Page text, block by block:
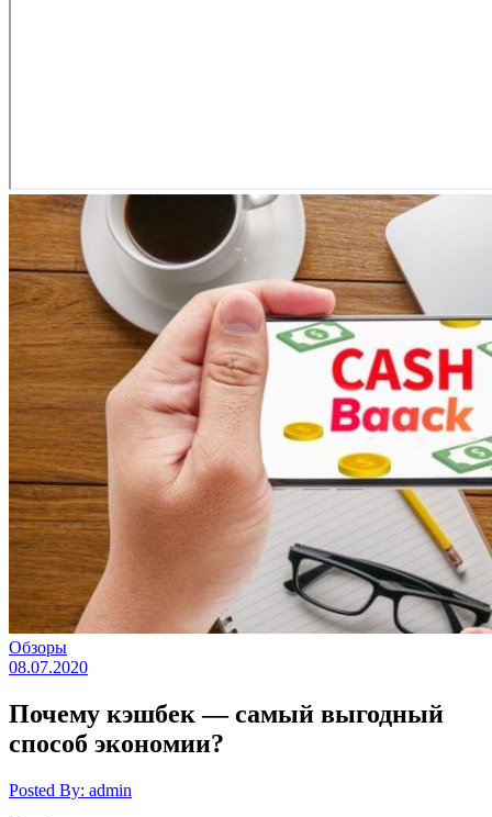
Обзоры
08.07.2020
Почему кэшбек — самый выгодный
способ экономии?
Posted By: admin